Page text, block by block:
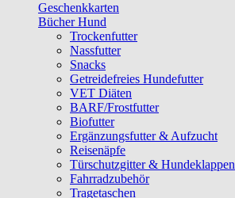
Geschenkkarten
Bücher Hund
Trockenfutter
Nassfutter
Snacks
Getreidefreies Hundefutter
VET Diäten
BARF/Frostfutter
Biofutter
Ergänzungsfutter & Aufzucht
Reisenäpfe
Türschutzgitter & Hundeklappen
Fahrradzubehör
Tragetaschen